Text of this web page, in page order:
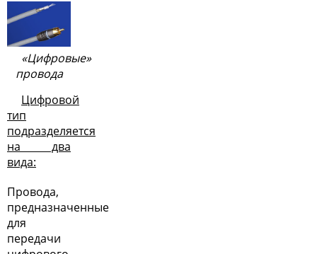
«Цифровые»
провода
Цифровой
тип
подразделяется
на два
вида:
Провода,
предназначенные
для
передачи